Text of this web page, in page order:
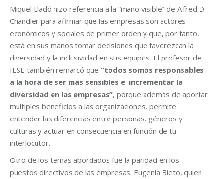
Miquel Lladó hizo referencia a la “mano visible” de Alfred D.
Chandler para afirmar que las empresas son actores
económicos y sociales de primer orden y que, por tanto,
está en sus manos tomar decisiones que favorezcan la
diversidad y la inclusividad en sus equipos. El profesor de
IESE también remarcó que “todos somos responsables
a la hora de ser más sensibles e incrementar la
diversidad en las empresas”, porque además de aportar
múltiples beneficios a las organizaciones, permite
entender las diferencias entre personas, géneros y
culturas y actuar en consecuencia en función de tu
interlocutor.
Otro de los temas abordados fue la paridad en los
puestos directivos de las empresas. Eugenia Bieto, quien